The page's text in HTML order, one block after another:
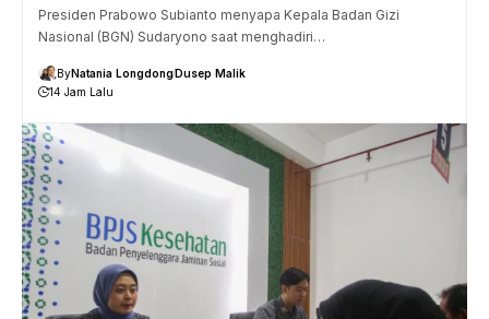
Presiden Prabowo Subianto menyapa Kepala Badan Gizi
Nasional (BGN) Sudaryono saat menghadiri…
ByNatania LongdongDusep Malik
14 Jam Lalu